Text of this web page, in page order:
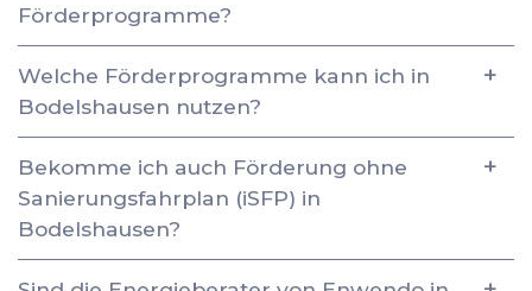
Förderprogramme?
Welche Förderprogramme kann ich in
Bodelshausen nutzen?
Bekomme ich auch Förderung ohne
Sanierungsfahrplan (iSFP) in
Bodelshausen?